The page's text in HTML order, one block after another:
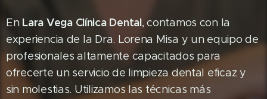
En Lara Vega Clínica Dental, contamos con la
experiencia de la Dra. Lorena Misa y un equipo de
profesionales altamente capacitados para
ofrecerte un servicio de limpieza dental eficaz y
sin molestias. Utilizamos las técnicas más